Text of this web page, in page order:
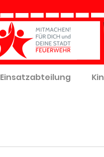
Einsatzabteilung